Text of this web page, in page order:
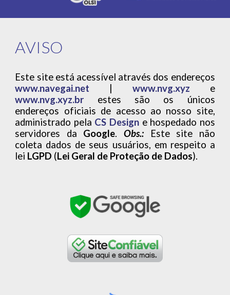
AVISO
Este site está acessível através dos endereços
www.navegai.net
www.nvg.xyz
e
www.nvg.xyz.br
estes são os únicos
endereços oficiais de acesso ao nosso site,
administrado pela CS Design e hospedado nos
servidores da Google.Obs.: Este site não
coleta dados de seus usuários, em respeito a
lei LGPD (Lei Geral de Proteção de Dados).